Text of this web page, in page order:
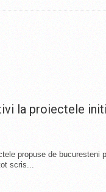
la proiectele
propuse de bucuresteni
scris...